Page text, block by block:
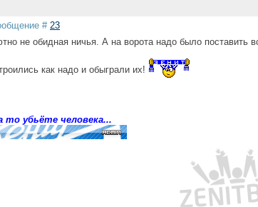
# 23
не обидная ничья. А на ворота надо было поставить
как надо и обыграли их!
то убьёте человека...